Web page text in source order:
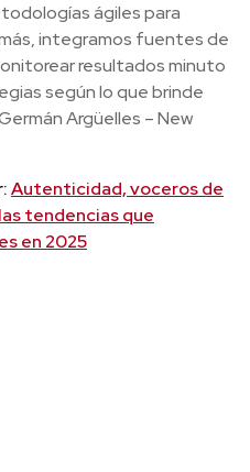
ágiles para
integramos fuentes de
resultados minuto
según lo que brinde
Argüelles – New
Autenticidad, voceros de
tendencias que
en 2025